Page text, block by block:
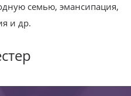
семью, эмансипация,
и др.